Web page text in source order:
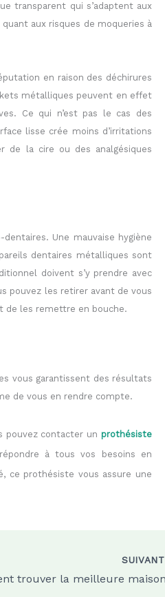
transparent qui s’adaptent aux
aux risques de moqueries à
en raison des déchirures
métalliques peuvent en effet
Ce qui n’est pas le cas des
lisse crée moins d’irritations
de la cire ou des analgésiques
Une mauvaise hygiène
dentaires métalliques sont
doivent s’y prendre avec
pouvez les retirer avant de vous
de les remettre en bouche.
vous garantissent des résultats
de vous en rendre compte.
pouvez contacter unprothésiste
à tous vos besoins en
ce prothésiste vous assure une
SUIVANT